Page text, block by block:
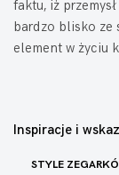
faktu, iż
bardzo blisko ze
element w życiu
Inspiracje i
STYLE